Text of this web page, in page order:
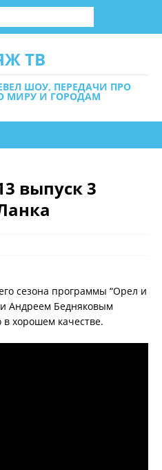
ТВ
ШОУ, ПЕРЕДАЧИ ПРО
МИРУ И ГОРОДАМ
выпуск 3
сезона программы “Орел и
Андреем Бедняковым
в хорошем качестве.